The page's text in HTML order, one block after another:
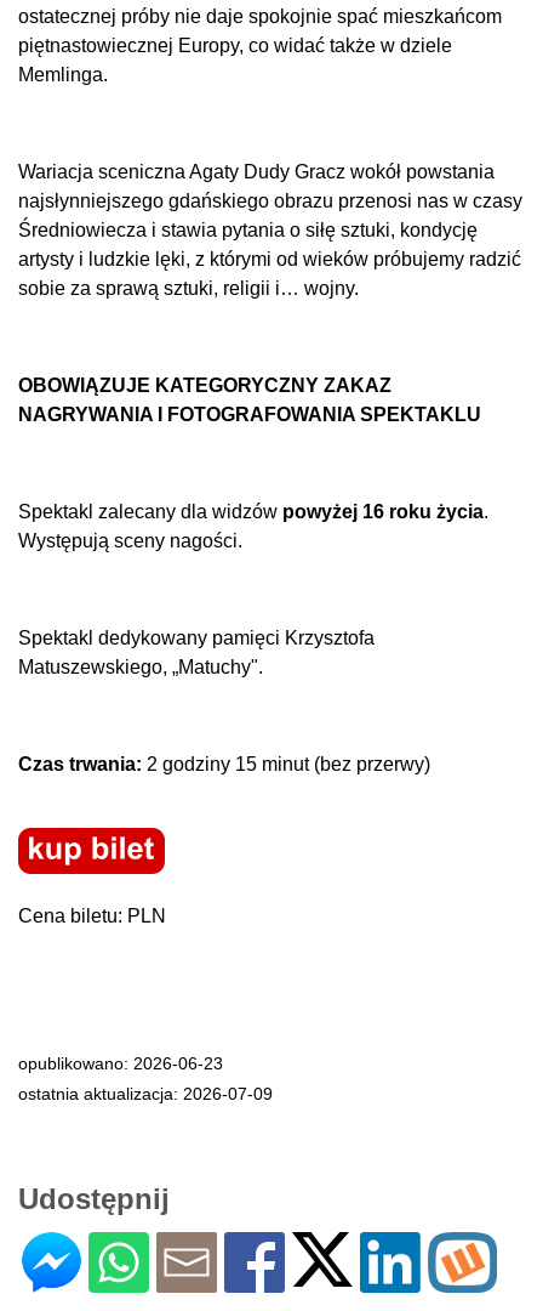
ostatecznej próby nie daje spokojnie spać mieszkańcom
piętnastowiecznej Europy, co widać także w dziele
Memlinga.
Wariacja sceniczna Agaty Dudy Gracz wokół powstania
najsłynniejszego gdańskiego obrazu przenosi nas w czasy
Średniowiecza i stawia pytania o siłę sztuki, kondycję
artysty i ludzkie lęki, z którymi od wieków próbujemy radzić
sobie za sprawą sztuki, religii i… wojny.
OBOWIĄZUJE KATEGORYCZNY ZAKAZ
NAGRYWANIA I FOTOGRAFOWANIA SPEKTAKLU
Spektakl zalecany dla widzów powyżej 16 roku życia.
Występują sceny nagości.
Spektakl dedykowany pamięci Krzysztofa
Matuszewskiego, „Matuchy".
Czas trwania: 2 godziny 15 minut (bez przerwy)
Cena biletu: PLN
opublikowano: 2026-06-23
ostatnia aktualizacja: 2026-07-09
Udostępnij